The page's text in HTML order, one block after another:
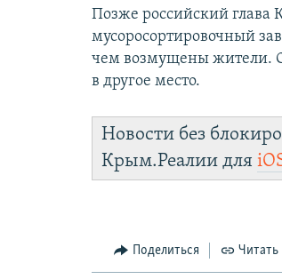
Позже российский глава
мусоросортировочный
чем возмущены жители.
в другое место.
Новости без
Крым.Реалии для
Поделиться Читать